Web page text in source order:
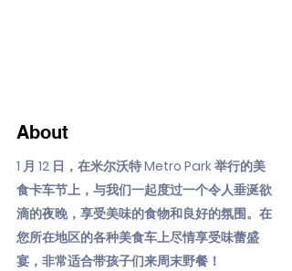
About
1 月 12 日，在米尔沃特 Metro Park 举行的美
食卡车节上，与我们一起度过一个令人垂涎欲
滴的夜晚，享受美味的食物和良好的氛围。在
您所在地区的各种美食车上尽情享受味蕾盛
宴，非常适合带孩子们来周末野餐！